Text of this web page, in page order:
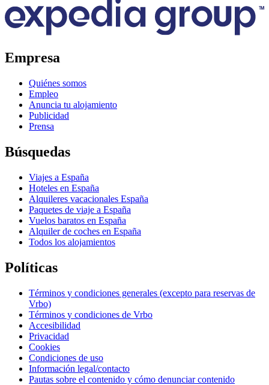
Empresa
Quiénes somos
Empleo
Anuncia tu alojamiento
Publicidad
Prensa
Búsquedas
Viajes a España
Hoteles en España
Alquileres vacacionales España
Paquetes de viaje a España
Vuelos baratos en España
Alquiler de coches en España
Todos los alojamientos
Políticas
Términos y condiciones generales (excepto para reservas de
Vrbo)
Términos y condiciones de Vrbo
Accesibilidad
Privacidad
Cookies
Condiciones de uso
Información legal/contacto
Pautas sobre el contenido y cómo denunciar contenido